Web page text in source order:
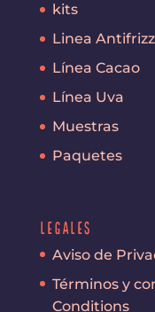
kits
Linea Antifrizz
Línea Cacao
Línea Uva
Muestras
Paquetes
Legales
Aviso de
Términos y
Conditions